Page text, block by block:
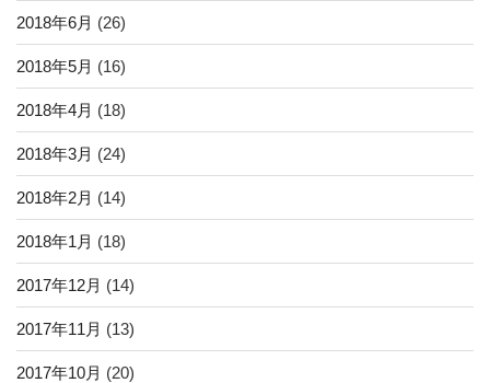
2018年6月 (26)
2018年5月 (16)
2018年4月 (18)
2018年3月 (24)
2018年2月 (14)
2018年1月 (18)
2017年12月 (14)
2017年11月 (13)
2017年10月 (20)